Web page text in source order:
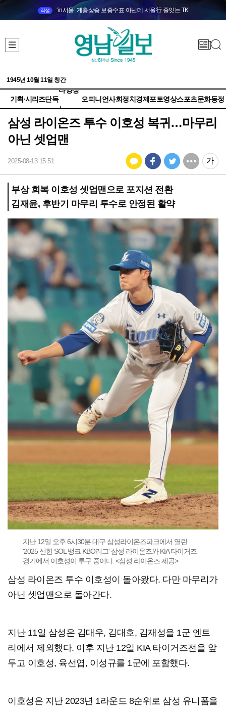
직설 ‘in서울’ 계층상승 보증수표 아닌데 서울行 줄잇는 TK
1945년 10월 11일 창간
기획·시리즈단독
다양성
+
오피니언사회정치 경제 포토영상스포츠문화동정
삼성 라이온즈 투수 이호성 복귀…마무리
아닌 셋업맨
2025-08-13 15:51
부상 회복 이호성 셋업맨으로 포지션 전환
김재윤, 후반기 마무리 투수로 안정된 활약
지난 12일 오후 6시30분 대구 삼성라이온즈파크에서 열린
'2025 신한 SOL 뱅크 KBO리그' 삼성 라이온즈와 KIA 타이거즈
경기에서 이호성이 투구 중이다. <삼성 라이온즈 제공>
삼성 라이온즈 투수 이호성이 돌아왔다. 다만 마무리가
아닌 셋업맨으로 돌아간다.
지난 11일 삼성은 김대우, 김대호, 김재성을 1군 엔트
리에서 제외했다. 이후 지난 12일 KIA 타이거즈전을 앞
두고 이호성, 육선엽, 이성규를 1군에 포함했다.
이호성은 지난 2023년 1라운드 8순위로 삼성 유니폼을